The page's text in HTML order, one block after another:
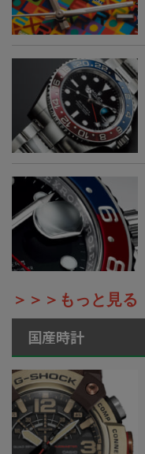
＞＞＞もっと見る
国産時計